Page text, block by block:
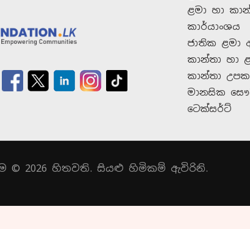
ළමා හා
කාර්යාංශය
ජාතික ළමා
කාන්තා හා
කාන්තා
මානසික
ටෙක්සර්ට්
© 2026 හිතවති. සියළු හිමිකම් ඇවිරිනි.